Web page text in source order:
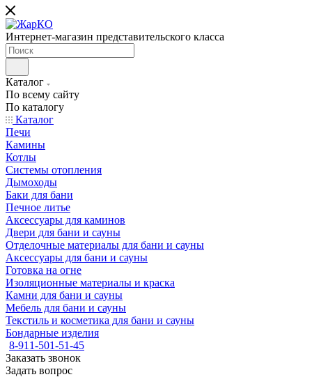
Интернет-магазин представительского класса
Каталог
По всему сайту
По каталогу
Каталог
Печи
Камины
Котлы
Системы отопления
Дымоходы
Баки для бани
Печное литье
Аксессуары для каминов
Двери для бани и сауны
Отделочные материалы для бани и сауны
Аксессуары для бани и сауны
Готовка на огне
Изоляционные материалы и краска
Камни для бани и сауны
Мебель для бани и сауны
Текстиль и косметика для бани и сауны
Бондарные изделия
8-911-501-51-45
Заказать звонок
Задать вопрос